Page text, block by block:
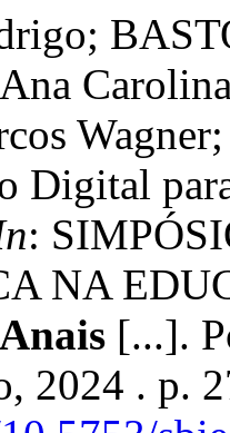
Digital
:
NA
Anais [...].
2024 . p.